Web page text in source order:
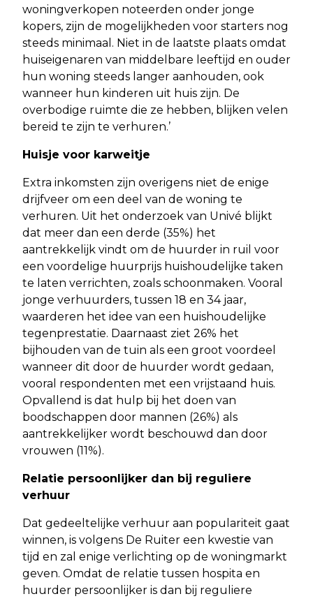
woningverkopen noteerden onder jonge
kopers, zijn de mogelijkheden voor starters nog
steeds minimaal. Niet in de laatste plaats omdat
huiseigenaren van middelbare leeftijd en ouder
hun woning steeds langer aanhouden, ook
wanneer hun kinderen uit huis zijn. De
overbodige ruimte die ze hebben, blijken velen
bereid te zijn te verhuren.’
Huisje voor karweitje
Extra inkomsten zijn overigens niet de enige
drijfveer om een deel van de woning te
verhuren. Uit het onderzoek van Univé blijkt
dat meer dan een derde (35%) het
aantrekkelijk vindt om de huurder in ruil voor
een voordelige huurprijs huishoudelijke taken
te laten verrichten, zoals schoonmaken. Vooral
jonge verhuurders, tussen 18 en 34 jaar,
waarderen het idee van een huishoudelijke
tegenprestatie. Daarnaast ziet 26% het
bijhouden van de tuin als een groot voordeel
wanneer dit door de huurder wordt gedaan,
vooral respondenten met een vrijstaand huis.
Opvallend is dat hulp bij het doen van
boodschappen door mannen (26%) als
aantrekkelijker wordt beschouwd dan door
vrouwen (11%).
Relatie persoonlijker dan bij reguliere
verhuur
Dat gedeeltelijke verhuur aan populariteit gaat
winnen, is volgens De Ruiter een kwestie van
tijd en zal enige verlichting op de woningmarkt
geven. Omdat de relatie tussen hospita en
huurder persoonlijker is dan bij reguliere